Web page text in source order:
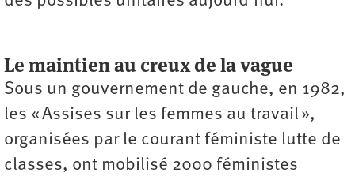
Le maintien au creux de la vague
Sous un gouvernement de gauche, en 1982,
les « Assises sur les femmes au travail »,
organisées par le courant féministe lutte de
classes, ont mobilisé 2000 féministes